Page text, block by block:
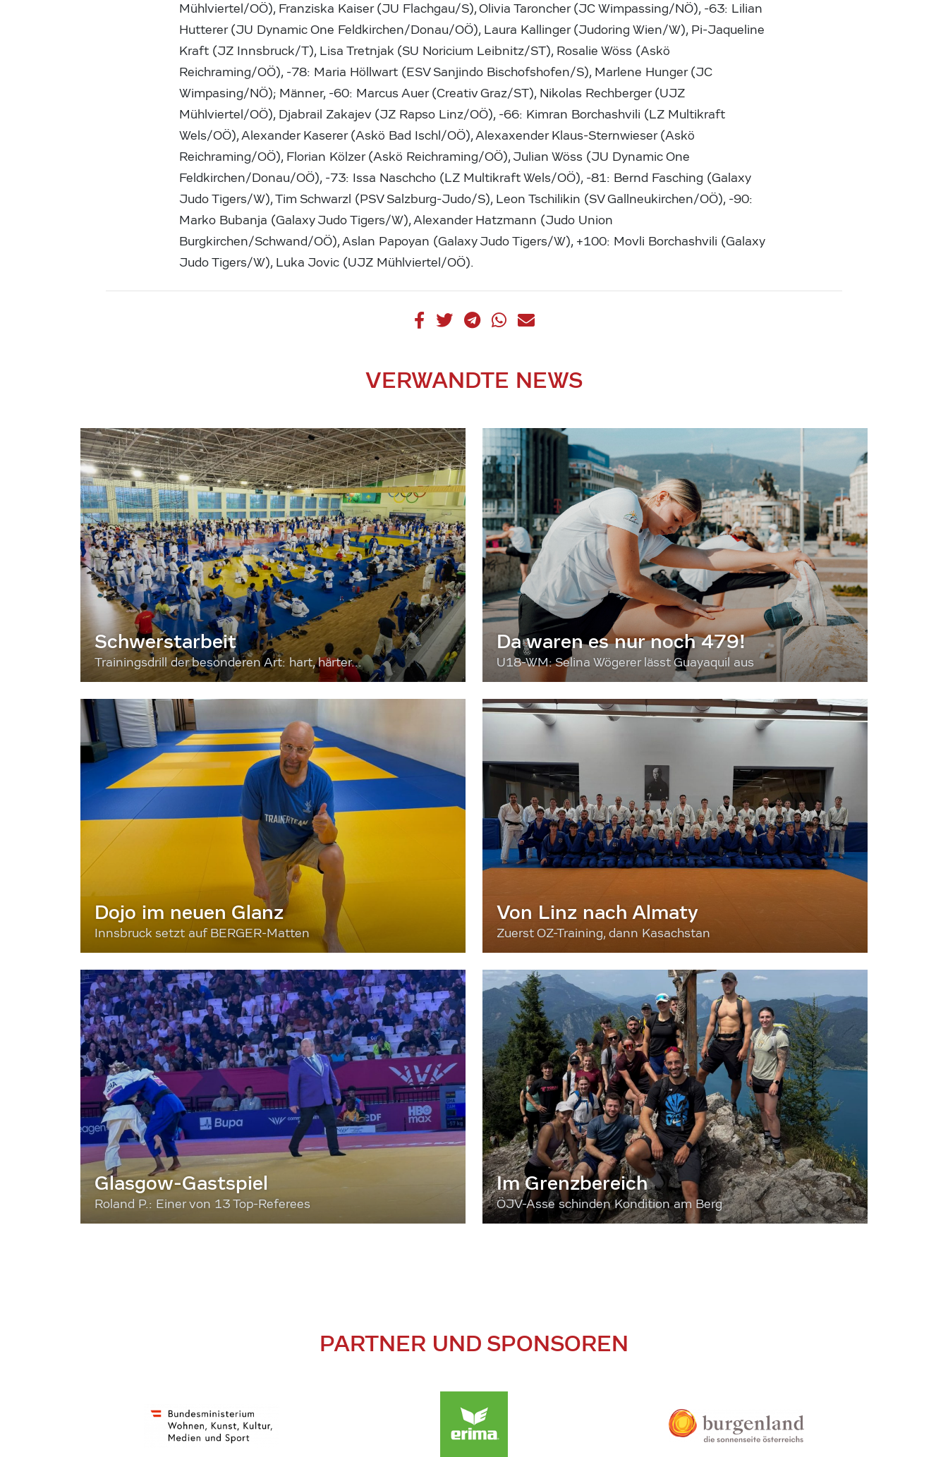
Mühlviertel/OÖ), Franziska Kaiser (JU Flachgau/S), Olivia Taroncher (JC Wimpassing/NÖ), -63: Lilian
Hutterer (JU Dynamic One Feldkirchen/Donau/OÖ), Laura Kallinger (Judoring Wien/W), Pi-Jaqueline
Kraft (JZ Innsbruck/T), Lisa Tretnjak (SU Noricium Leibnitz/ST), Rosalie Wöss (Askö
Reichraming/OÖ), -78: Maria Höllwart (ESV Sanjindo Bischofshofen/S), Marlene Hunger (JC
Wimpasing/NÖ); Männer, -60: Marcus Auer (Creativ Graz/ST), Nikolas Rechberger (UJZ
Mühlviertel/OÖ), Djabrail Zakajev (JZ Rapso Linz/OÖ), -66: Kimran Borchashvili (LZ Multikraft
Wels/OÖ), Alexander Kaserer (Askö Bad Ischl/OÖ), Alexaxender Klaus-Sternwieser (Askö
Reichraming/OÖ), Florian Kölzer (Askö Reichraming/OÖ), Julian Wöss (JU Dynamic One
Feldkirchen/Donau/OÖ), -73: Issa Naschcho (LZ Multikraft Wels/OÖ), -81: Bernd Fasching (Galaxy
Judo Tigers/W), Tim Schwarzl (PSV Salzburg-Judo/S), Leon Tschilikin (SV Gallneukirchen/OÖ), -90:
Marko Bubanja (Galaxy Judo Tigers/W), Alexander Hatzmann (Judo Union
Burgkirchen/Schwand/OÖ), Aslan Papoyan (Galaxy Judo Tigers/W), +100: Movli Borchashvili (Galaxy
Judo Tigers/W), Luka Jovic (UJZ Mühlviertel/OÖ).
VERWANDTE NEWS
Schwerstarbeit
Trainingsdrill der besonderen Art: hart, härter...
Da waren es nur noch 479!
U18-WM: Selina Wögerer lässt Guayaquil aus
Dojo im neuen Glanz
Innsbruck setzt auf BERGER-Matten
Von Linz nach Almaty
Zuerst OZ-Training, dann Kasachstan
Glasgow-Gastspiel
Roland P.: Einer von 13 Top-Referees
Im Grenzbereich
ÖJV-Asse schinden Kondition am Berg
PARTNER UND SPONSOREN